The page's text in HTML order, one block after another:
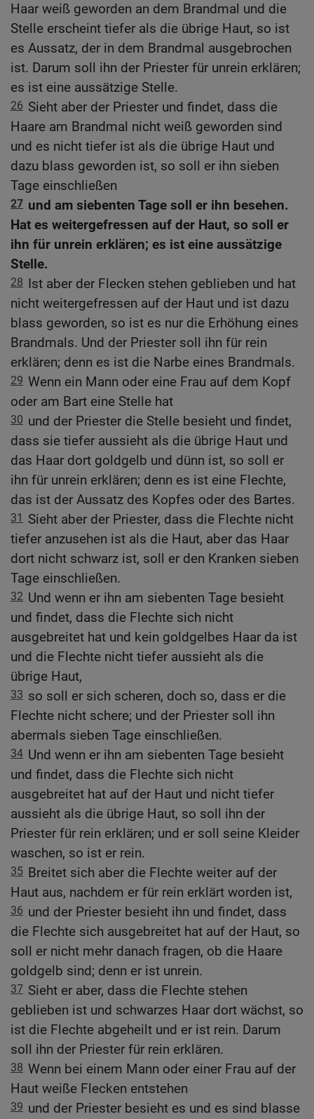
Haar weiß geworden an dem Brandmal und die
Stelle erscheint tiefer als die übrige Haut, so ist
es Aussatz, der in dem Brandmal ausgebrochen
ist. Darum soll ihn der Priester für unrein erklären;
es ist eine aussätzige Stelle.
26 Sieht aber der Priester und findet, dass die
Haare am Brandmal nicht weiß geworden sind
und es nicht tiefer ist als die übrige Haut und
dazu blass geworden ist, so soll er ihn sieben
Tage einschließen
27 und am siebenten Tage soll er ihn besehen.
Hat es weitergefressen auf der Haut, so soll er
ihn für unrein erklären; es ist eine aussätzige
Stelle.
28 Ist aber der Flecken stehen geblieben und hat
nicht weitergefressen auf der Haut und ist dazu
blass geworden, so ist es nur die Erhöhung eines
Brandmals. Und der Priester soll ihn für rein
erklären; denn es ist die Narbe eines Brandmals.
29 Wenn ein Mann oder eine Frau auf dem Kopf
oder am Bart eine Stelle hat
30 und der Priester die Stelle besieht und findet,
dass sie tiefer aussieht als die übrige Haut und
das Haar dort goldgelb und dünn ist, so soll er
ihn für unrein erklären; denn es ist eine Flechte,
das ist der Aussatz des Kopfes oder des Bartes.
31
Sieht aber der Priester, dass die Flechte nicht
tiefer anzusehen ist als die Haut, aber das Haar
dort nicht schwarz ist, soll er den Kranken sieben
Tage einschließen.
32 Und wenn er ihn am siebenten Tage besieht
und findet, dass die Flechte sich nicht
ausgebreitet hat und kein goldgelbes Haar da ist
und die Flechte nicht tiefer aussieht als die
übrige Haut,
33 so soll er sich scheren, doch so, dass er die
Flechte nicht schere; und der Priester soll ihn
abermals sieben Tage einschließen.
34 Und wenn er ihn am siebenten Tage besieht
und findet, dass die Flechte sich nicht
ausgebreitet hat auf der Haut und nicht tiefer
aussieht als die übrige Haut, so soll ihn der
Priester für rein erklären; und er soll seine Kleider
waschen, so ist er rein.
35 Breitet sich aber die Flechte weiter auf der
Haut aus, nachdem er für rein erklärt worden ist,
36 und der Priester besieht ihn und findet, dass
die Flechte sich ausgebreitet hat auf der Haut, so
soll er nicht mehr danach fragen, ob die Haare
goldgelb sind; denn er ist unrein.
37 Sieht er aber, dass die Flechte stehen
geblieben ist und schwarzes Haar dort wächst, so
ist die Flechte abgeheilt und er ist rein. Darum
soll ihn der Priester für rein erklären.
38 Wenn bei einem Mann oder einer Frau auf der
Haut weiße Flecken entstehen
39 und der Priester besieht es und es sind blasse